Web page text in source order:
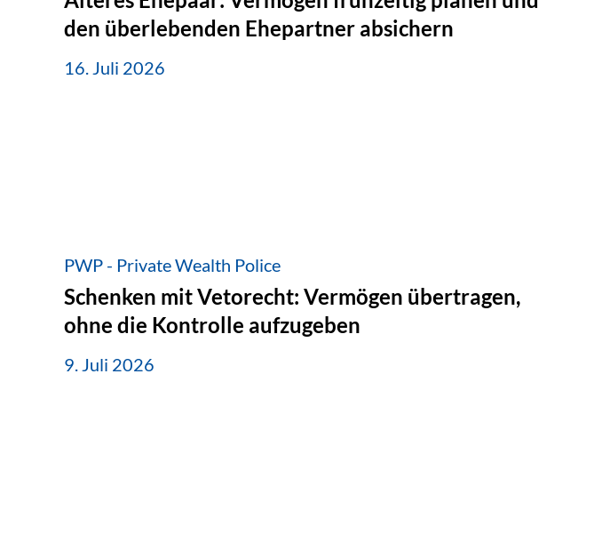
den überlebenden Ehepartner absichern
16. Juli 2026
PWP - Private Wealth Police
Schenken mit Vetorecht: Vermögen übertragen,
ohne die Kontrolle aufzugeben
9. Juli 2026